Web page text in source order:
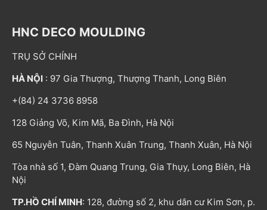
HNC DECO MOULDING
TRỤ SỞ CHÍNH
HÀ NỘI : 97 Gia Thượng, Thượng Thanh, Long Biên
+(84) 24 3736 8958
128 Giảng Võ, Kim Mã, Ba Đình, Hà Nội
65 Nguyễn Tuân, Thanh Xuân Trung, Thanh Xuân, Hà Nội
Tòa nhà số 1, Đàm Quang Trung, Gia Thụy, Long Biên, Hà
Nội
TP.HỒ CHÍ MINH: 128, đường số 2, khu dân cư Kim Sơn, p.